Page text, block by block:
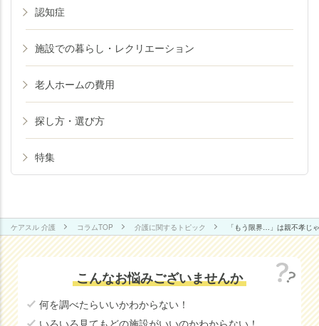
認知症
施設での暮らし・レクリエーション
老人ホームの費用
探し方・選び方
特集
ケアスル 介護 コラムTOP 介護に関するトピック 「もう限界…」は親不孝じ
こんなお悩みございませんか
何を調べたらいいかわからない！
いろいろ見てもどの施設がいいのかわからない！